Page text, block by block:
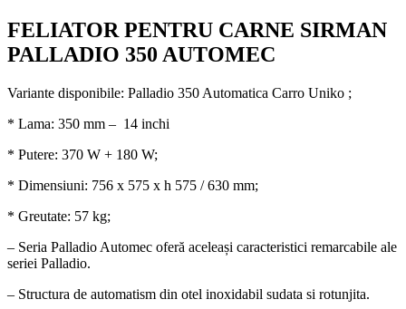
FELIATOR PENTRU CARNE SIRMAN
PALLADIO 350 AUTOMEC
Variante disponibile: Palladio 350 Automatica Carro Uniko ;
* Lama: 350 mm – 14 inchi
* Putere: 370 W + 180 W;
* Dimensiuni: 756 x 575 x h 575 / 630 mm;
* Greutate: 57 kg;
– Seria Palladio Automec oferă aceleași caracteristici remarcabile ale
seriei Palladio.
– Structura de automatism din otel inoxidabil sudata si rotunjita.